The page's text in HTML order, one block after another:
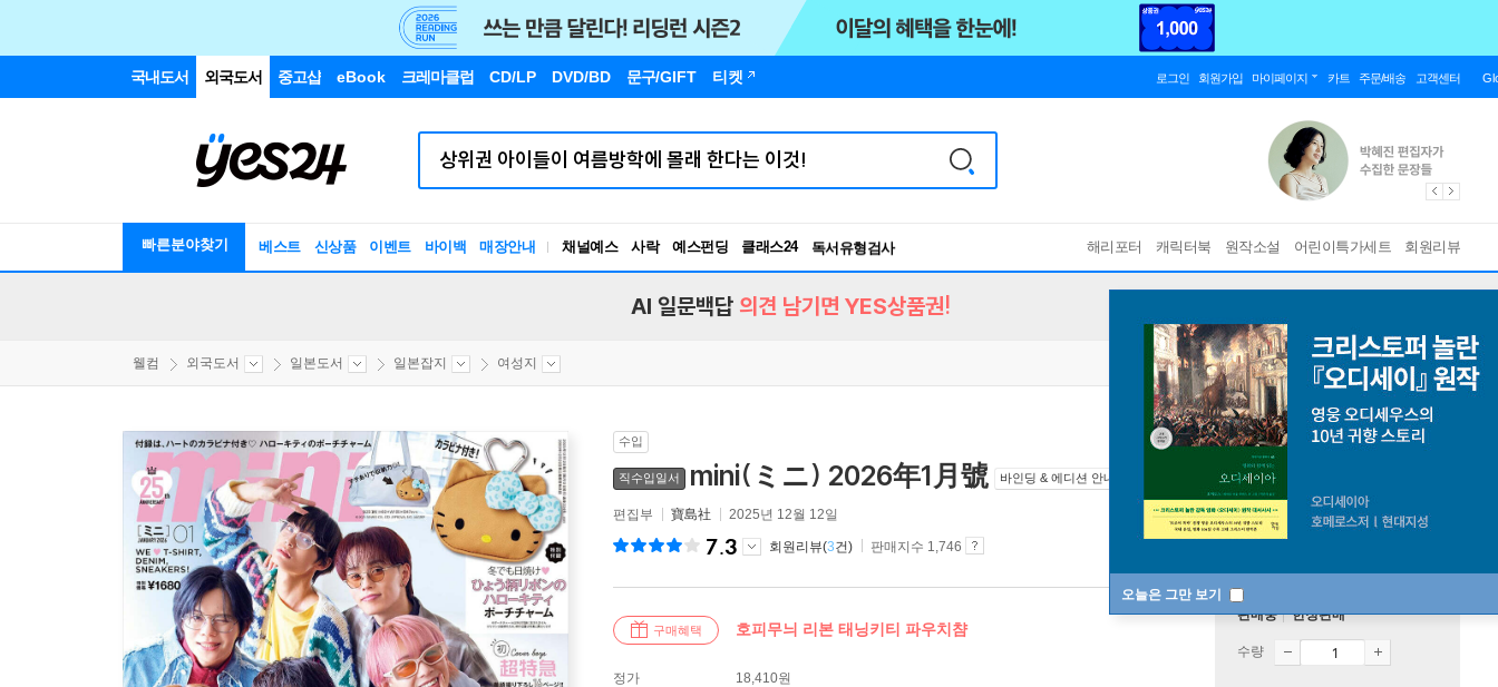
국내도서 외국도서 중고샵 eBook 크레마클럽 CD/LP DVD/BD 문구/GIFT 티켓 로그인 회원가입 마이페이지 카트 주문/배송 고객센터
빠른분야찾기 베스트 신상품 이벤트 바이백 매장안내 채널예스 사락 예스펀딩 클래스24
독서유형검사
RBTI Lab
해리포터 캐릭터북 원작소설 어린이특가세트 회원리뷰
오늘은 그만 보기
AI 일문백답 의견 남기면 YES상품권!
웰컴 외국도서 일본도서 일본잡지 여성지
수입
직수입일서 mini(ミニ) 2026年1月號 바인딩 & 에디션 안내
편집부 寶島社 2025년 12월 12일
7.3 회원리뷰(3건) 판매지수 1,746
구매혜택 호피무늬 리본 태닝키티 파우치챰
정가 18,410원
판매중 한정판매
수량